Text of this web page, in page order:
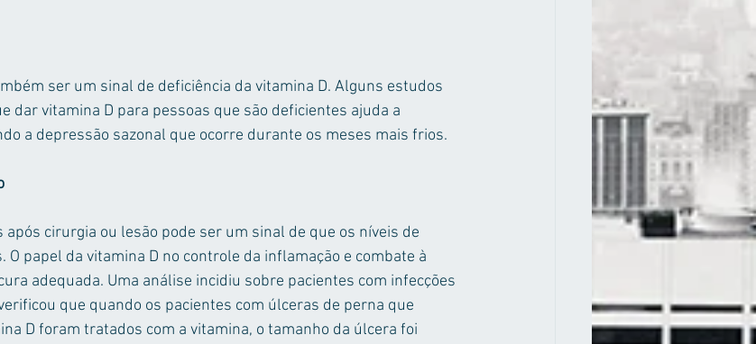
ser um sinal de deficiência da vitamina D. Alguns estudos
dar vitamina D para pessoas que são deficientes ajuda a
a depressão sazonal que ocorre durante os meses mais frios.
cirurgia ou lesão pode ser um sinal de que os níveis de
O papel da vitamina D no controle da inflamação e combate à
adequada. Uma análise incidiu sobre pacientes com infecções
que quando os pacientes com úlceras de perna que
D foram tratados com a vitamina, o tamanho da úlcera foi